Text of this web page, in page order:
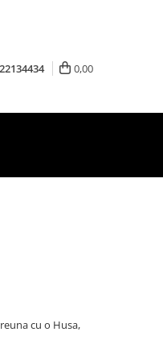
0,00
cu o Husa,